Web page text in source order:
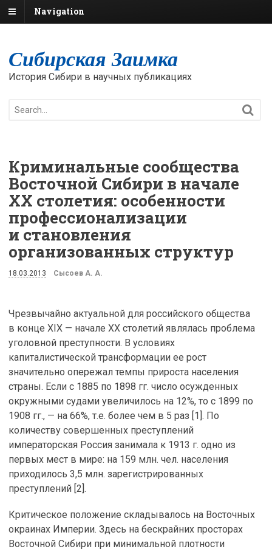
Navigation
Сибирская Заимка
История Сибири в научных публикациях
Криминальные сообщества
Восточной Сибири в начале
XX столетия: особенности
профессионализации
и становления
организованных структур
18.03.2013 Сысоев А. А.
Чрезвычайно актуальной для российского общества
в конце XIX — начале XX столетий являлась проблема
уголовной преступности. В условиях
капиталистической трансформации ее рост
значительно опережал темпы прироста населения
страны. Если с 1885 по 1898 гг. число осужденных
окружными судами увеличилось на 12%, то с 1899 по
1908 гг., — на 66%, т.е. более чем в 5 раз [1]. По
количеству совершенных преступлений
императорская Россия занимала к 1913 г. одно из
первых мест в мире: на 159 млн. чел. населения
приходилось 3,5 млн. зарегистрированных
преступлений [2].
Критическое положение складывалось на Восточных
окраинах Империи. Здесь на бескрайних просторах
Восточной Сибири при минимальной плотности